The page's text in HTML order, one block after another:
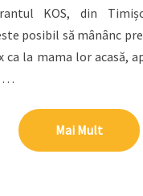
KOS, din
posibil să mânânc
ca la mama lor acasă,
…
Mai MultMai Mult